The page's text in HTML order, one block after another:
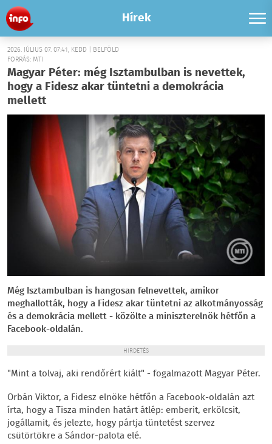
Hírek
2026. JÚLIUS 07. 07:41, KEDD | BELFÖLD
FORRÁS: MTI
Magyar Péter: még Isztambulban is nevettek,
hogy a Fidesz akar tüntetni a demokrácia
mellett
Még Isztambulban is hangosan felnevettek, amikor
meghallották, hogy a Fidesz akar tüntetni az alkotmányosság
és a demokrácia mellett - közölte a miniszterelnök hétfőn a
Facebook-oldalán.
HIRDETÉS
"Mint a tolvaj, aki rendőrért kiált" - fogalmazott Magyar Péter.
Orbán Viktor, a Fidesz elnöke hétfőn a Facebook-oldalán azt
írta, hogy a Tisza minden határt átlép: emberit, erkölcsit,
jogállamit, és jelezte, hogy pártja tüntetést szervez
csütörtökre a Sándor-palota elé.